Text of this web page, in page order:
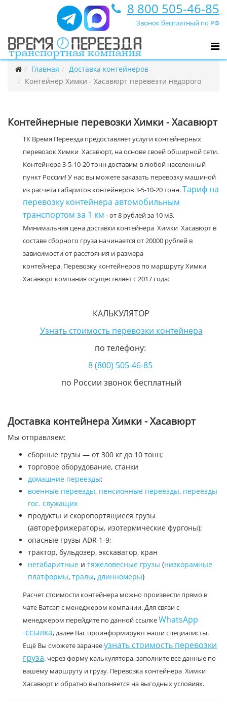
8 800 505-46-85
Звонок бесплатный по РФ
Главная
Доставка контейнеров
Контейнер Химки - Хасавюрт перевезти недорого
Контейнерные перевозки Химки - Хасавюрт
ТК Время Переезда предоставляет услуги контейнерных
перевозок Химки Хасавюрт, на основе своей обширной сети.
Контейнера 3-5-10-20 тонн доставим в любой населенный
пункт России! У нас вы можете заказать перевозку машиной
из расчета габаритов контейнеров 3-5-10-20 тонн.Тариф на
перевозку контейнера автомобильным
транспортом за 1 км - от 8 рублей за 10 м3.
Минимальная цена доставки контейнера Химки Хасавюрт в
составе сборного груза начинается от 20000 рублей в
зависимости от расстояния и размера
контейнера. Перевозку контейнеров по маршруту Химки
Хасавюрт компания осуществляет с 2017 года:
КАЛЬКУЛЯТОР
Узнать стоимость перевозки контейнера
по телефону:
8 (800) 505-46-85
по России звонок бесплатный
Доставка контейнера Химки - Хасавюрт
Мы отправляем:
сборные грузы — от 300 кг до 10 тонн;
торговое оборудование, станки
домашние переезды;
военные переезды, пенсионные переезды, переезды
гос. служащих
продукты и скоропортящиеся грузы
(авторефрижераторы, изотермические фургоны);
опасные грузы ADR 1-9;
трактор, бульдозер, экскаватор, кран
негабаритные и тяжеловесные грузы (низкорамные
платформы, тралы, длинномеры)
Расчет стоимости контейнера можно произвести прямо в
чате Ватсап с менеджером компании. Для связи с
менеджером перейдите по данной ссылкеWhatsApp
-ссылка, далее Вас проинформируют наши специалисты.
Ещё Вы сможете заранееузнать стоимость перевозки
груза. через форму калькулятора, заполните все данные по
вашему маршруту и грузу. Перевозка контейнера Химки
Хасавюрт и обратно выполняется на выгодных условиях.